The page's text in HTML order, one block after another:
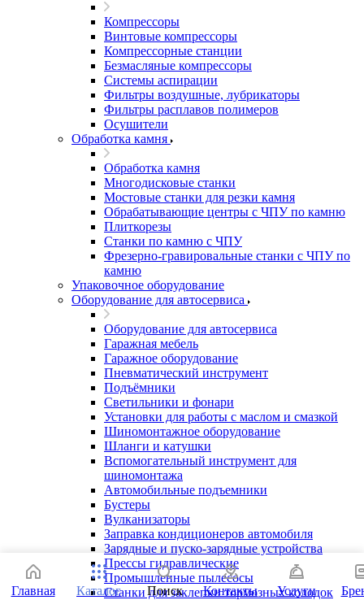
Компрессоры
Винтовые компрессоры
Компрессорные станции
Безмасляные компрессоры
Системы аспирации
Фильтры воздушные, лубрикаторы
Фильтры расплавов полимеров
Осушители
Обработка камня
Обработка камня
Многодисковые станки
Мостовые станки для резки камня
Обрабатывающие центры с ЧПУ по камню
Плиткорезы
Станки по камню с ЧПУ
Фрезерно-гравировальные станки с ЧПУ по
камню
Упаковочное оборудование
Оборудование для автосервиса
Оборудование для автосервиса
Гаражная мебель
Гаражное оборудование
Пневматический инструмент
Подъёмники
Светильники и фонари
Установки для работы с маслом и смазкой
Шиномонтажное оборудование
Шланги и катушки
Вспомогательный инструмент для
шиномонтажа
Автомобильные подъемники
Бустеры
Вулканизаторы
Заправка кондиционеров автомобиля
Зарядные и пуско-зарядные устройства
Прессы гидравлические
Промышленные пылесосы
Станки для заклепки тормозных колодок
Главная Каталог Поиск Контакты Услуги